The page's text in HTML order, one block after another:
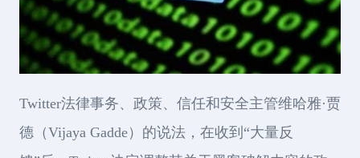
Twitter法律事务、政策、信任和安全主管维哈雅·贾
德（Vijaya Gadde）的说法，在收到“大量反